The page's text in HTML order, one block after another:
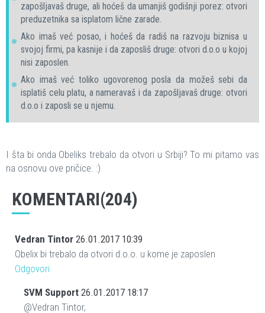
zapošljavaš druge, ali hoćeš da umanjiš godišnji porez: otvori
preduzetnika sa isplatom lične zarade.
Ako imaš već posao, i hoćeš da radiš na razvoju biznisa u
svojoj firmi, pa kasnije i da zaposliš druge: otvori d.o.o u kojoj
nisi zaposlen.
Ako imaš već toliko ugovorenog posla da možeš sebi da
isplatiš celu platu, a nameravaš i da zapošljavaš druge: otvori
d.o.o i zaposli se u njemu.
I šta bi onda Obeliks trebalo da otvori u Srbiji? To mi pitamo vas
na osnovu ove pričice. :)
KOMENTARI(204)
Vedran Tintor 26.01.2017 10:39
Obelix bi trebalo da otvori d.o.o. u kome je zaposlen
Odgovori
SVM Support 26.01.2017 18:17
@Vedran Tintor,